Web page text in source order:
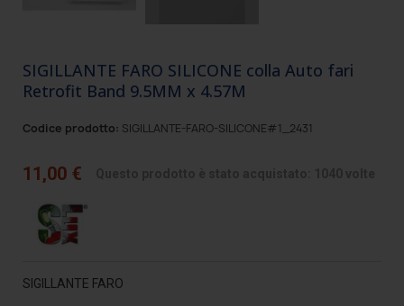
SIGILLANTE FARO SILICONE colla Auto fari
Retrofit Band 9.5MM x 4.57M
Codice prodotto: SIGILLANTE-FARO-SILICONE#1_2431
11,00 €
SIGILLANTE FARO